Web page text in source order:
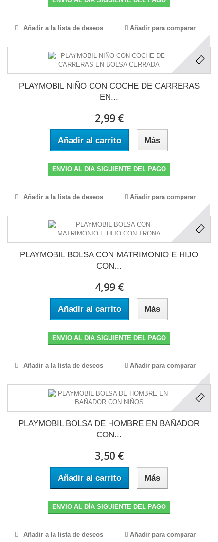
Añadir a la lista de deseos Añadir para comparar
PLAYMOBIL NIÑO CON COCHE DE CARRERAS
EN...
2,99 €
Añadir al carrito Más
ENVIO AL DIA SIGUIENTE DEL PAGO
Añadir a la lista de deseos Añadir para comparar
PLAYMOBIL BOLSA CON MATRIMONIO E HIJO
CON...
4,99 €
Añadir al carrito Más
ENVIO AL DIA SIGUIENTE DEL PAGO
Añadir a la lista de deseos Añadir para comparar
PLAYMOBIL BOLSA DE HOMBRE EN BAÑADOR
CON...
3,50 €
Añadir al carrito Más
ENVIO AL DÍA SIGUIENTE DEL PAGO
Añadir a la lista de deseos Añadir para comparar